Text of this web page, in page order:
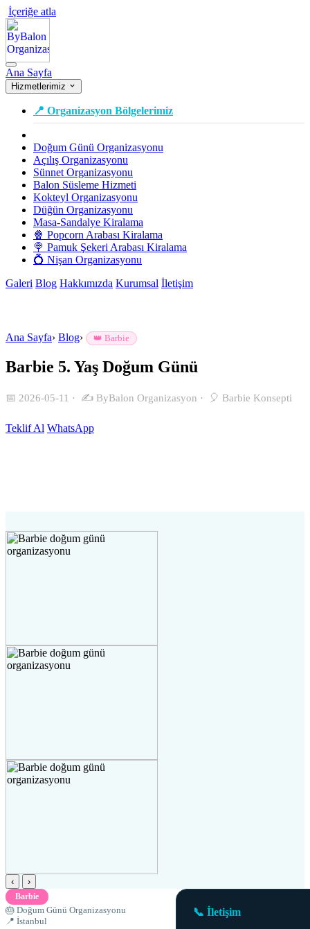
İçeriğe atla
Ana Sayfa
Hizmetlerimiz
📍 Organizasyon Bölgelerimiz
Doğum Günü Organizasyonu
Açılış Organizasyonu
Sünnet Organizasyonu
Balon Süsleme Hizmeti
Kokteyl Organizasyonu
Düğün Organizasyonu
Masa-Sandalye Kiralama
🍿 Popcorn Arabası Kiralama
🍭 Pamuk Şekeri Arabası Kiralama
💍 Nişan Organizasyonu
Galeri Blog Hakkımızda Kurumsal İletişim
Ana Sayfa› Blog› 👑 Barbie
Barbie 5. Yaş Doğum Günü
📅 2026-05-11 · ✍️ ByBalon Organizasyon · 🎈 Barbie Konsepti
Teklif Al WhatsApp
‹ ›
Barbie
🎂 Doğum Günü Organizasyonu
📍 İstanbul
📞 İletişim